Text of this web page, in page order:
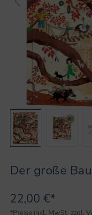
Der große
22,00 €*
*Preise inkl. MwSt. zzgl.